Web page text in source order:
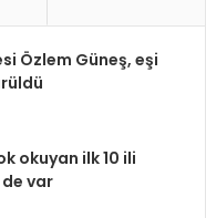
Özlem Güneş, eşi
okuyan ilk 10 ili
de var